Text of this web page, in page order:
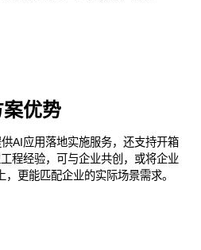
案优势
AI应用落地实施服务，还支持开箱
程经验，可与企业共创，或将企业
更能匹配企业的实际场景需求。